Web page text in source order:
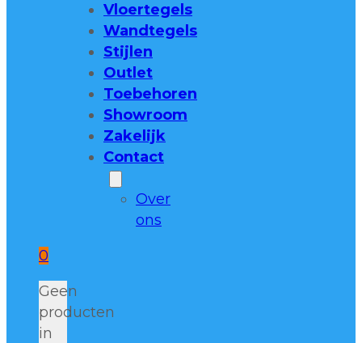
Vloertegels
Wandtegels
Stijlen
Outlet
Toebehoren
Showroom
Zakelijk
Contact
Over
ons
0
Geen
producten
in